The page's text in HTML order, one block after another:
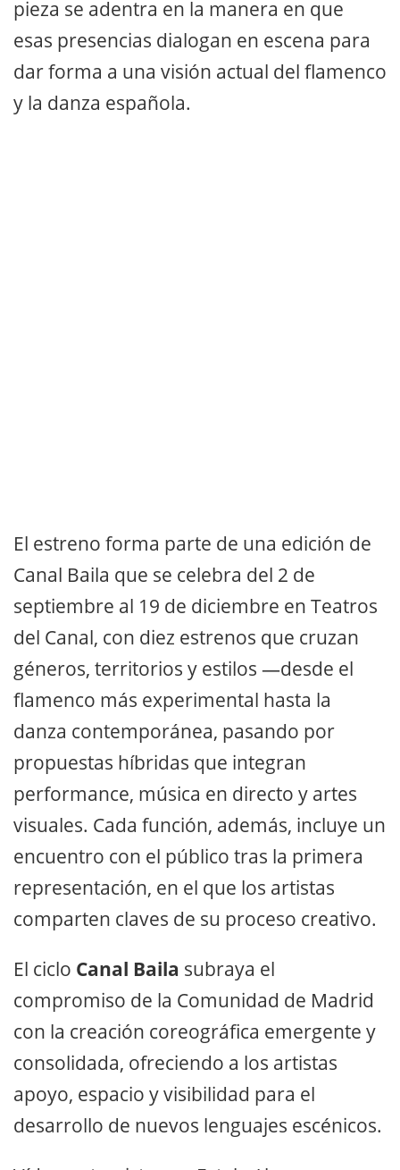
pieza se adentra en la manera en que
esas presencias dialogan en escena para
dar forma a una visión actual del flamenco
y la danza española.
El estreno forma parte de una edición de
Canal Baila que se celebra del 2 de
septiembre al 19 de diciembre en Teatros
del Canal, con diez estrenos que cruzan
géneros, territorios y estilos —desde el
flamenco más experimental hasta la
danza contemporánea, pasando por
propuestas híbridas que integran
performance, música en directo y artes
visuales. Cada función, además, incluye un
encuentro con el público tras la primera
representación, en el que los artistas
comparten claves de su proceso creativo.
El ciclo Canal Baila subraya el
compromiso de la Comunidad de Madrid
con la creación coreográfica emergente y
consolidada, ofreciendo a los artistas
apoyo, espacio y visibilidad para el
desarrollo de nuevos lenguajes escénicos.